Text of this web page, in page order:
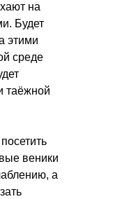
на
Будет
этими
среде
таёжной
веники
а